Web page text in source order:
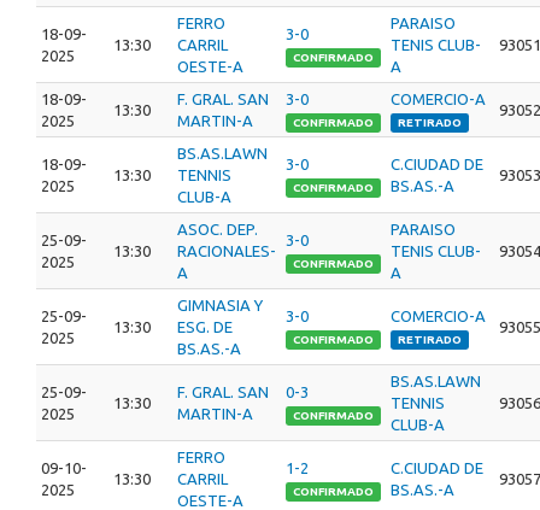
18-09-
2025
13:30
FERRO
CARRIL
OESTE-A
3-0
CONFIRMADO
PARAISO
TENIS CLUB-
A
93051
18-09-
2025
13:30
F. GRAL. SAN
MARTIN-A
3-0
CONFIRMADO
COMERCIO-A
RETIRADO
93052
18-09-
2025
13:30
BS.AS.LAWN
TENNIS
CLUB-A
3-0
CONFIRMADO
C.CIUDAD DE
BS.AS.-A
93053
25-09-
2025
13:30
ASOC. DEP.
RACIONALES-
A
3-0
CONFIRMADO
PARAISO
TENIS CLUB-
A
93054
25-09-
2025
13:30
GIMNASIA Y
ESG. DE
BS.AS.-A
3-0
CONFIRMADO
COMERCIO-A
RETIRADO
93055
25-09-
2025
13:30
F. GRAL. SAN
MARTIN-A
0-3
CONFIRMADO
BS.AS.LAWN
TENNIS
CLUB-A
93056
09-10-
2025
13:30
FERRO
CARRIL
OESTE-A
1-2
CONFIRMADO
C.CIUDAD DE
BS.AS.-A
93057